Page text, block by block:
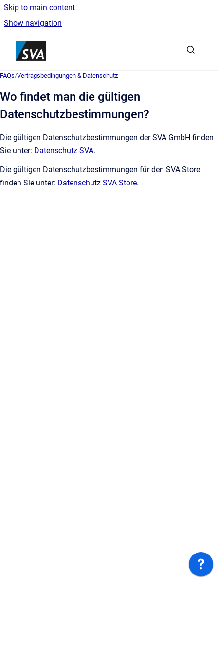
Skip to main content
Show navigation
Go to homepage
FAQs/Vertragsbedingungen & Datenschutz
Wo findet man die gültigen
Datenschutzbestimmungen?
Die gültigen Datenschutzbestimmungen der SVA GmbH finden
Sie unter: Datenschutz SVA.
Die gültigen Datenschutzbestimmungen für den SVA Store
finden Sie unter: Datenschutz SVA Store.